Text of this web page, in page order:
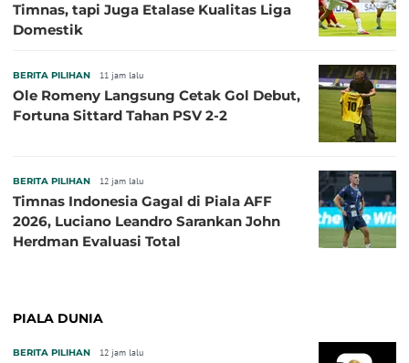
Timnas, tapi Juga Etalase Kualitas Liga
Domestik
BERITA PILIHAN 11 jam lalu
Ole Romeny Langsung Cetak Gol Debut,
Fortuna Sittard Tahan PSV 2-2
BERITA PILIHAN 12 jam lalu
Timnas Indonesia Gagal di Piala AFF
2026, Luciano Leandro Sarankan John
Herdman Evaluasi Total
PIALA DUNIA
BERITA PILIHAN 12 jam lalu